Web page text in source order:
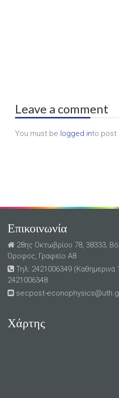
Leave a comment
You must be logged into post
Επικοινωνία
28ης Οκτωβρίου 78, 38333,
Όροφος, Γραφείο Α8
Τηλ: 2421006349 (Καθημερινά
2421006348
secpost-
Χάρτης